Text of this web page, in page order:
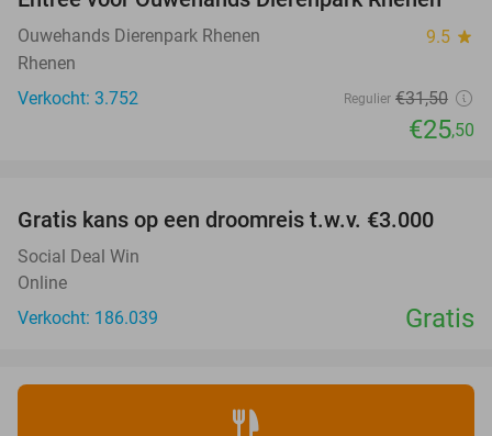
Ouwehands Dierenpark Rhenen 9.5 star
Rhenen
Verkocht: 3.752
Regulier €31,50
€25,50
Gratis kans op een droomreis t.w.v. €3.000
Social Deal Win
Online
Verkocht: 186.039
Gratis